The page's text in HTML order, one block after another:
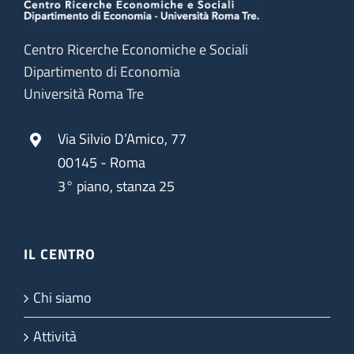
Centro Ricerche Economiche e Sociali
Dipartimento di Economia
Università Roma Tre
Via Silvio D’Amico, 77
00145 - Roma
3° piano, stanza 25
IL CENTRO
Chi siamo
Attività